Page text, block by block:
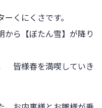
くにくさです。
から【ぼたん雪】が降り
皆様春を満喫していき